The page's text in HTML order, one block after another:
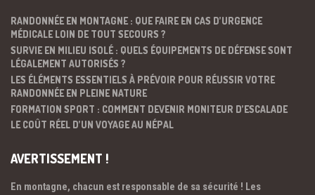
RANDONNÉE EN MONTAGNE : QUE FAIRE EN CAS D’URGENCE
MÉDICALE LOIN DE TOUT SECOURS ?
SURVIE EN MILIEU ISOLÉ : QUELS ÉQUIPEMENTS DE DÉFENSE SONT
LÉGALEMENT AUTORISÉS ?
LES ÉLÉMENTS ESSENTIELS À PRÉVOIR POUR RÉUSSIR VOTRE
RANDONNÉE EN PLEINE NATURE
FORMATION SPORT : COMMENT DEVENIR MONITEUR D’ESCALADE
LE COÛT RÉEL D’UN VOYAGE AU NÉPAL
AVERTISSEMENT !
En montagne, chacun est responsable de sa sécurité ! Les